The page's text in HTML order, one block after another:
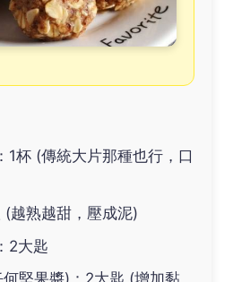
1杯 (傳統大片那種也行，口
(越熟越甜，壓成泥)
2大匙